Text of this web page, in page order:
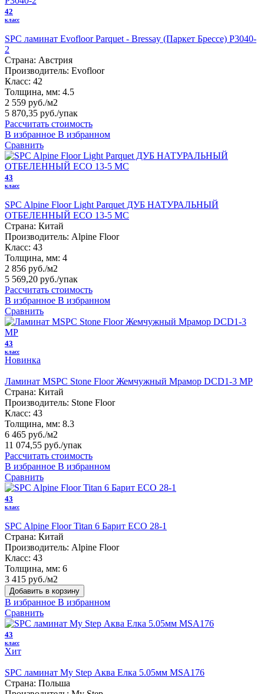
42
класс
SPC ламинат Evofloor Parquet - Bressay (Паркет Брессе) P3040-
2
Страна: Австрия
Производитель: Evofloor
Класс: 42
Толщина, мм: 4.5
2 559 руб./м2
5 870,35 руб./упак
Рассчитать стоимость
В избранное В избранном
Сравнить
43
класс
SPC Alpine Floor Light Parquet ДУБ НАТУРАЛЬНЫЙ
ОТБЕЛЕННЫЙ ЕСО 13-5 MC
Страна: Китай
Производитель: Alpine Floor
Класс: 43
Толщина, мм: 4
2 856 руб./м2
5 569,20 руб./упак
Рассчитать стоимость
В избранное В избранном
Сравнить
43
класс
Новинка
Ламинат MSPC Stone Floor Жемчужный Мрамор DCD1-3 MP
Страна: Китай
Производитель: Stone Floor
Класс: 43
Толщина, мм: 8.3
6 465 руб./м2
11 074,55 руб./упак
Рассчитать стоимость
В избранное В избранном
Сравнить
43
класс
SPC Alpine Floor Titan 6 Барит ЕСО 28-1
Страна: Китай
Производитель: Alpine Floor
Класс: 43
Толщина, мм: 6
3 415 руб./м2
Добавить в корзину
В избранное В избранном
Сравнить
43
класс
Хит
SPC ламинат My Step Аква Елка 5.05мм MSA176
Страна: Польша